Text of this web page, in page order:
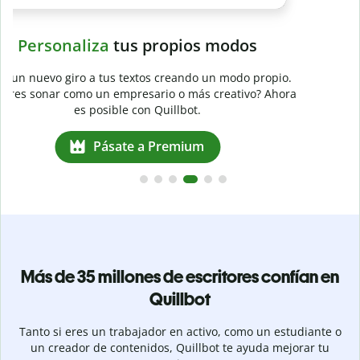
Más de 35 millones de escritores confían en
Quillbot
Tanto si eres un trabajador en activo, como un estudiante o
un creador de contenidos, Quillbot te ayuda mejorar tu